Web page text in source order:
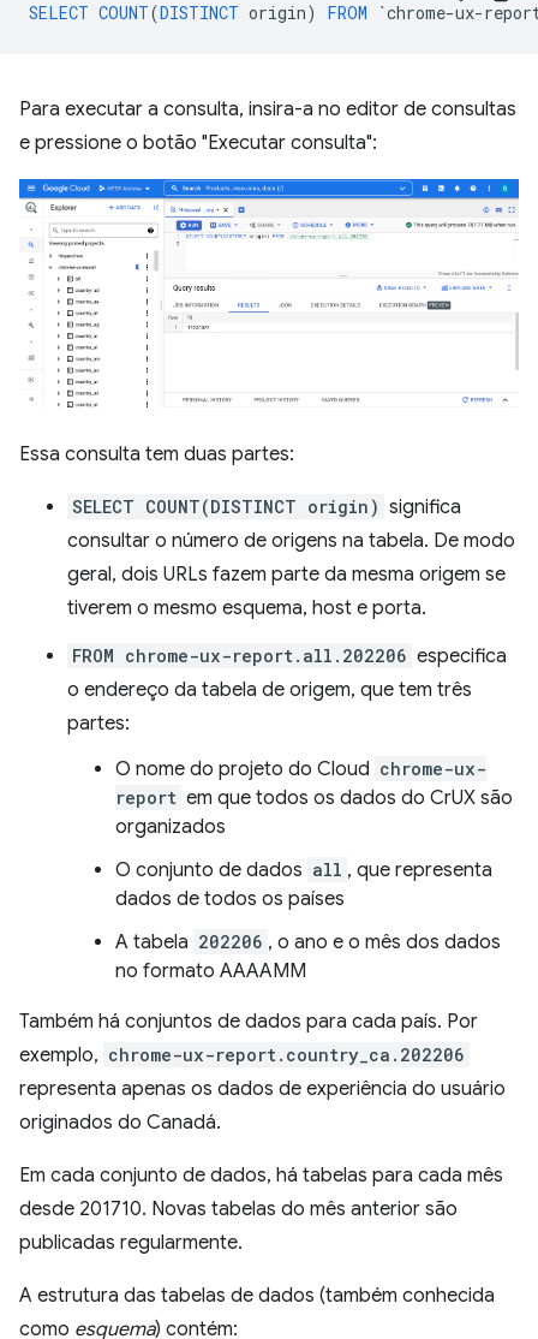
SELECT COUNT(DISTINCT origin) FROM `chrome-ux-
Para executar a consulta, insira-a no editor de consultas
e pressione o botão "Executar consulta":
Essa consulta tem duas partes:
SELECT COUNT(DISTINCT origin) significa
consultar o número de origens na tabela. De modo
geral, dois URLs fazem parte da mesma origem se
tiverem o mesmo esquema, host e porta.
FROM chrome-ux-report.all.202206 especifica
o endereço da tabela de origem, que tem três
partes:
O nome do projeto do Cloud chrome-ux-
report em que todos os dados do CrUX são
organizados
O conjunto de dados all , que representa
dados de todos os países
A tabela 202206 , o ano e o mês dos dados
no formato AAAAMM
Também há conjuntos de dados para cada país. Por
exemplo, chrome-ux-report.country_ca.202206
representa apenas os dados de experiência do usuário
originados do Canadá.
Em cada conjunto de dados, há tabelas para cada mês
desde 201710. Novas tabelas do mês anterior são
publicadas regularmente.
A estrutura das tabelas de dados (também conhecida
como esquema) contém: